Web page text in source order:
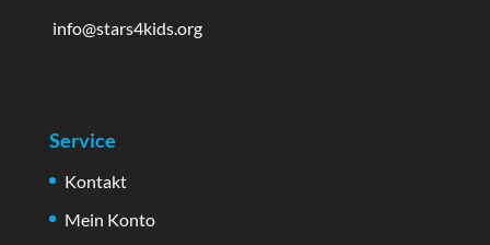
info@stars4kids.org
Service
Kontakt
Mein Konto